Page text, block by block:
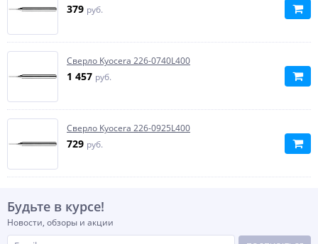
379 руб.
Сверло Kyocera 226-0740L400
1 457 руб.
Сверло Kyocera 226-0925L400
729 руб.
Будьте в курсе!
Новости, обзоры и акции